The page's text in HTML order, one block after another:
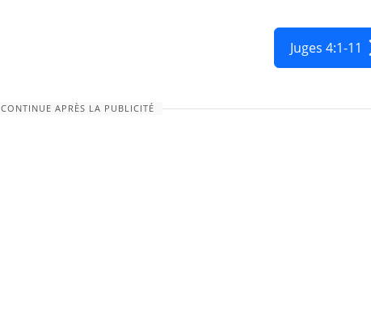
Juges 4:1-11
CONTINUE APRÈS LA PUBLICITÉ